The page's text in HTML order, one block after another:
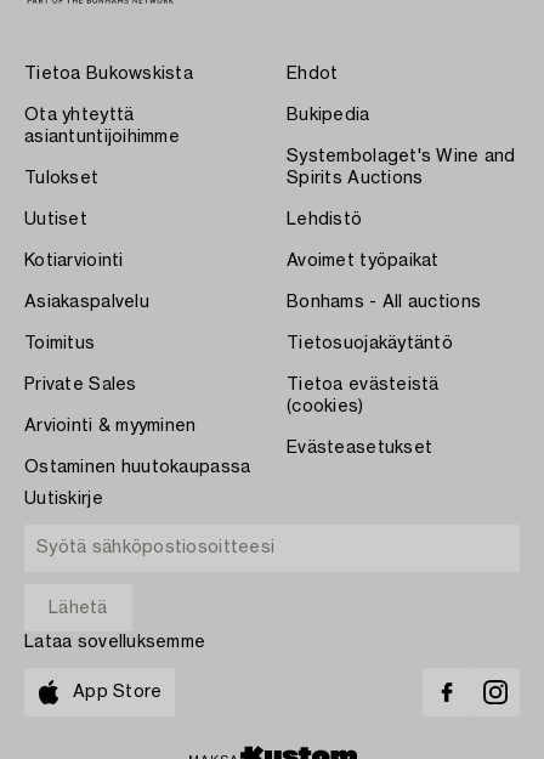
Tietoa Bukowskista
Ota yhteyttä
asiantuntijoihimme
Tulokset
Uutiset
Kotiarviointi
Asiakaspalvelu
Toimitus
Private Sales
Arviointi & myyminen
Ostaminen huutokaupassa
Ehdot
Bukipedia
Systembolaget's Wine and
Spirits Auctions
Lehdistö
Avoimet työpaikat
Bonhams - All auctions
Tietosuojakäytäntö
Tietoa evästeistä
(cookies)
Evästeasetukset
Uutiskirje
Lataa sovelluksemme
App Store